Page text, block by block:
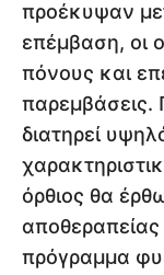
προέκυψαν
επέμβαση, οι
πόνους και
παρεμβάσεις.
διατηρεί
όρθιος θα
αποθεραπείας
πρόγραμμα